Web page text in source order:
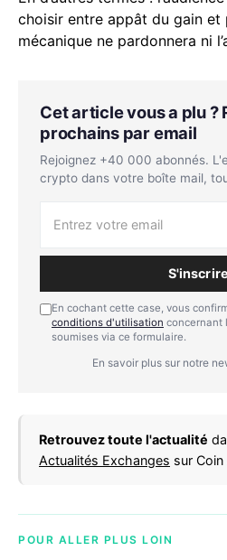
choisir entre appât du gain et
mécanique ne pardonnera ni
Cet article vous a plu ?
prochains par email
Rejoignez +40 000 abonnés.
crypto dans votre boîte mail,
S'inscrire
En cochant cette case, vous
conditions d'utilisation concernant
soumises via ce formulaire.
En savoir plus sur notre
Retrouvez toute l'actualité
Actualités Exchanges sur
POUR ALLER PLUS LOIN